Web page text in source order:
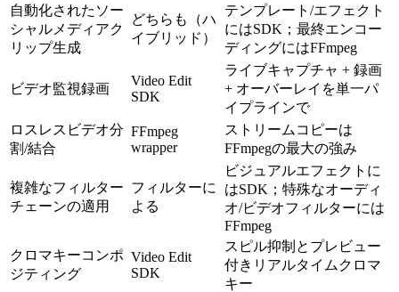
自動化されたソー
シャルメディアク
リップ生成
どちらも（ハ
イブリッド）
テンプレート/エフェクト
にはSDK；最終エンコー
ディングにはFFmpeg
ビデオ監視録画
Video Edit
SDK
ライブキャプチャ + 録画
+ オーバーレイを単一パ
イプラインで
ロスレスビデオ分
割/結合
FFmpeg
wrapper
ストリームコピーは
FFmpegの最大の強み
複雑なフィルター
チェーンの適用
フィルターに
よる
ビジュアルエフェクトに
はSDK；特殊なオーディ
オ/ビデオフィルターには
FFmpeg
クロマキーコンポ
ジティング
Video Edit
SDK
スピル抑制とプレビュー
付きリアルタイムクロマ
キー